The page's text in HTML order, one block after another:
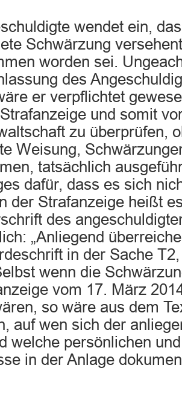
wendet ein,
Schwärzung
worden sei.
des
er verpflichtet
und somit
zu überprüfen,
Weisung,
tatsächlich
dafür, dass es sich
der Strafanzeige heißt
des
„Anliegend
in der Sache
wenn die
vom 17. März
so wäre aus dem
auf wen sich der
welche persönlichen
in der Anlage